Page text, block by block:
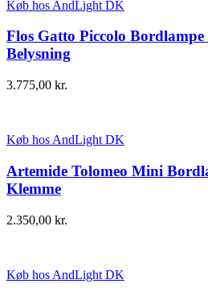
Køb hos AndLight DK
Flos Gatto Piccolo
Belysning
3.775,00 kr.
Køb hos AndLight DK
Artemide Tolomeo Mini
Klemme
2.350,00 kr.
Køb hos AndLight DK